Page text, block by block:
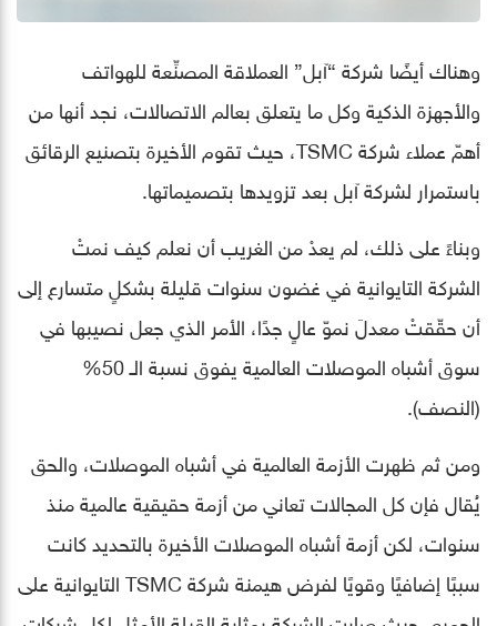
وهناك أيضًا شركة “آبل” العملاقة المصنِّعة للهواتف
والأجهزة الذكية وكل ما يتعلق بعالم الاتصالات، نجد أنها من
أهمّ عملاء شركة TSMC، حيث تقوم الأخيرة بتصنيع الرقائق
باستمرار لشركة آبل بعد تزويدها بتصميماتها.
وبناءً على ذلك، لم يعدْ من الغريب أن نعلم كيف نمتْ
الشركة التايوانية في غضون سنوات قليلة بشكلٍ متسارع إلى
أن حقّقتْ معدلَ نموّ عالٍ جدًا، الأمر الذي جعل نصيبها في
سوق أشباه الموصلات العالمية يفوق نسبة الـ 50%
(النصف).
ومن ثم ظهرت الأزمة العالمية في أشباه الموصلات، والحق
يُقال فإن كل المجالات تعاني من أزمة حقيقية عالمية منذ
سنوات، لكن أزمة أشباه الموصلات الأخيرة بالتحديد كانت
سببًا إضافيًا وقويًا لفرض هيمنة شركة TSMC التايوانية على